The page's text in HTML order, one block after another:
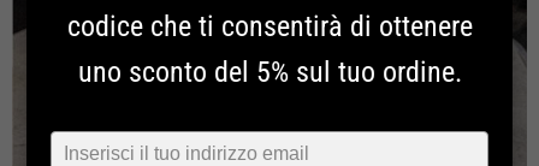
codice che ti consentirà di ottenere
uno sconto del 5% sul tuo ordine.
Typ